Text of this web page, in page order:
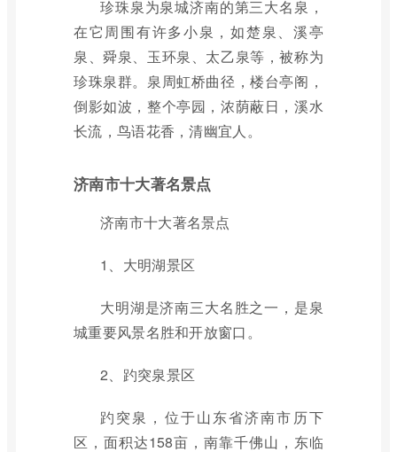
珍珠泉为泉城济南的第三大名泉，
在它周围有许多小泉，如楚泉、溪亭
泉、舜泉、玉环泉、太乙泉等，被称为
珍珠泉群。泉周虹桥曲径，楼台亭阁，
倒影如波，整个亭园，浓荫蔽日，溪水
长流，鸟语花香，清幽宜人。
济南市十大著名景点
济南市十大著名景点
1、大明湖景区
大明湖是济南三大名胜之一，是泉
城重要风景名胜和开放窗口。
2、趵突泉景区
趵突泉，位于山东省济南市历下
区，面积达158亩，南靠千佛山，东临